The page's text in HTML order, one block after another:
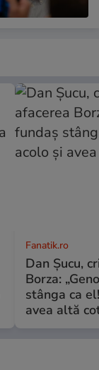
Fanatik.ro
Dan Şucu,
Borza:
stânga ca
avea altă